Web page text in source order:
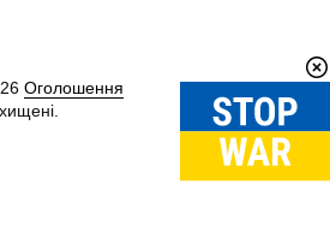
Оголошення
Вгору↑